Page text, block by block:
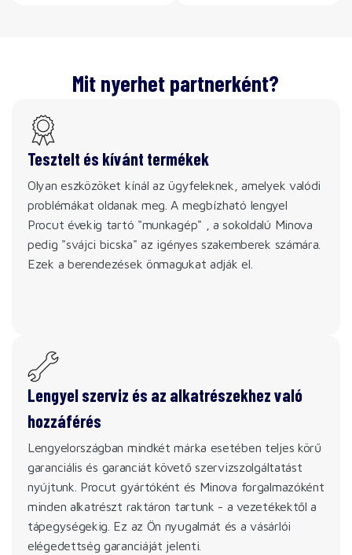
Mit nyerhet partnerként?
Tesztelt és kívánt termékek
Olyan eszközöket kínál az ügyfeleknek, amelyek valódi
problémákat oldanak meg. A megbízható lengyel
Procut évekig tartó "munkagép" , a sokoldalú Minova
pedig "svájci bicska" az igényes szakemberek számára.
Ezek a berendezések önmagukat adják el.
Lengyel szerviz és az alkatrészekhez való
hozzáférés
Lengyelországban mindkét márka esetében teljes körű
garanciális és garanciát követő szervizszolgáltatást
nyújtunk. Procut gyártóként és Minova forgalmazóként
minden alkatrészt raktáron tartunk - a vezetékektől a
tápegységekig. Ez az Ön nyugalmát és a vásárlói
elégedettség garanciáját jelenti.